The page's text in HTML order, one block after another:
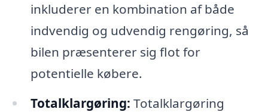
inkluderer en kombination af både
indvendig og udvendig rengøring, så
bilen præsenterer sig flot for
potentielle købere.
Totalklargøring: Totalklargøring